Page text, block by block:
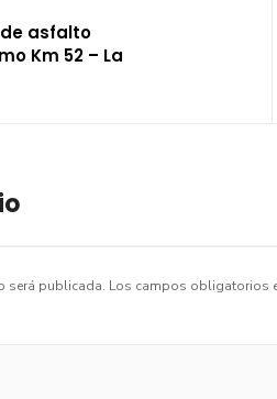
asfalto
Km 52 – La
será publicada. Los campos obligatorios